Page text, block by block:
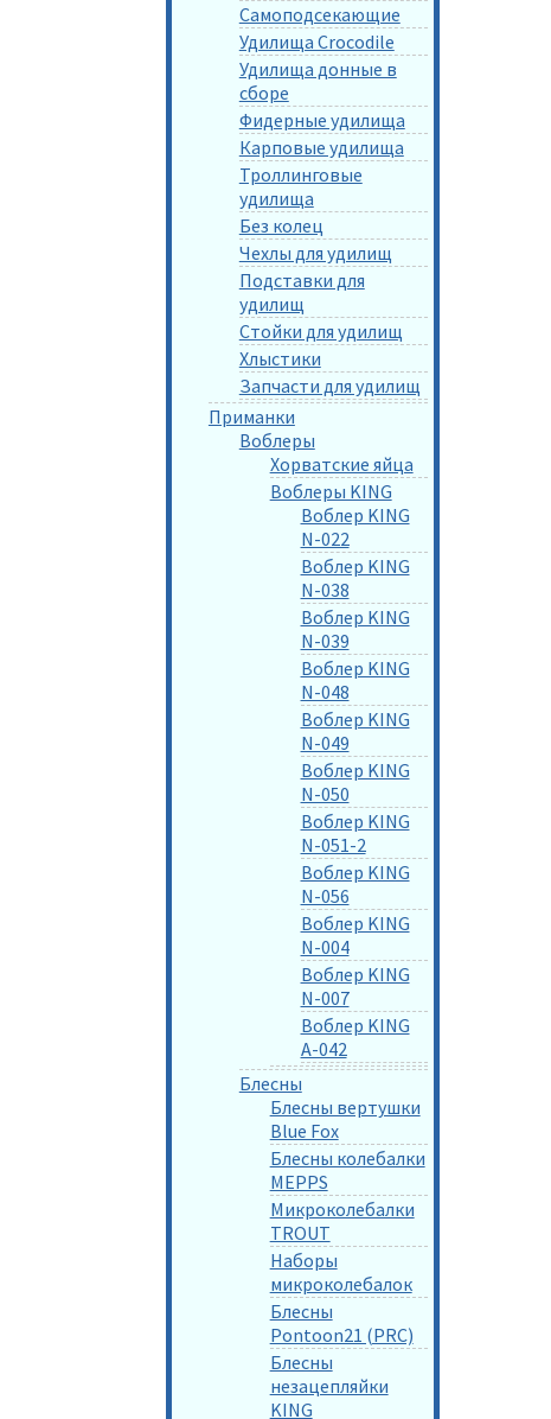
Самоподсекающие
Удилища Crocodile
Удилища донные в
сборе
Фидерные удилища
Карповые удилища
Троллинговые
удилища
Без колец
Чехлы для удилищ
Подставки для
удилищ
Стойки для удилищ
Хлыстики
Запчасти для удилищ
Приманки
Воблеры
Хорватские яйца
Воблеры KING
Воблер KING
N-022
Воблер KING
N-038
Воблер KING
N-039
Воблер KING
N-048
Воблер KING
N-049
Воблер KING
N-050
Воблер KING
N-051-2
Воблер KING
N-056
Воблер KING
N-004
Воблер KING
N-007
Воблер KING
A-042
Блесны
Блесны вертушки
Blue Fox
Блесны колебалки
MEPPS
Микроколебалки
TROUT
Наборы
микроколебалок
Блесны
Pontoon21 (PRC)
Блесны
незацепляйки
KING